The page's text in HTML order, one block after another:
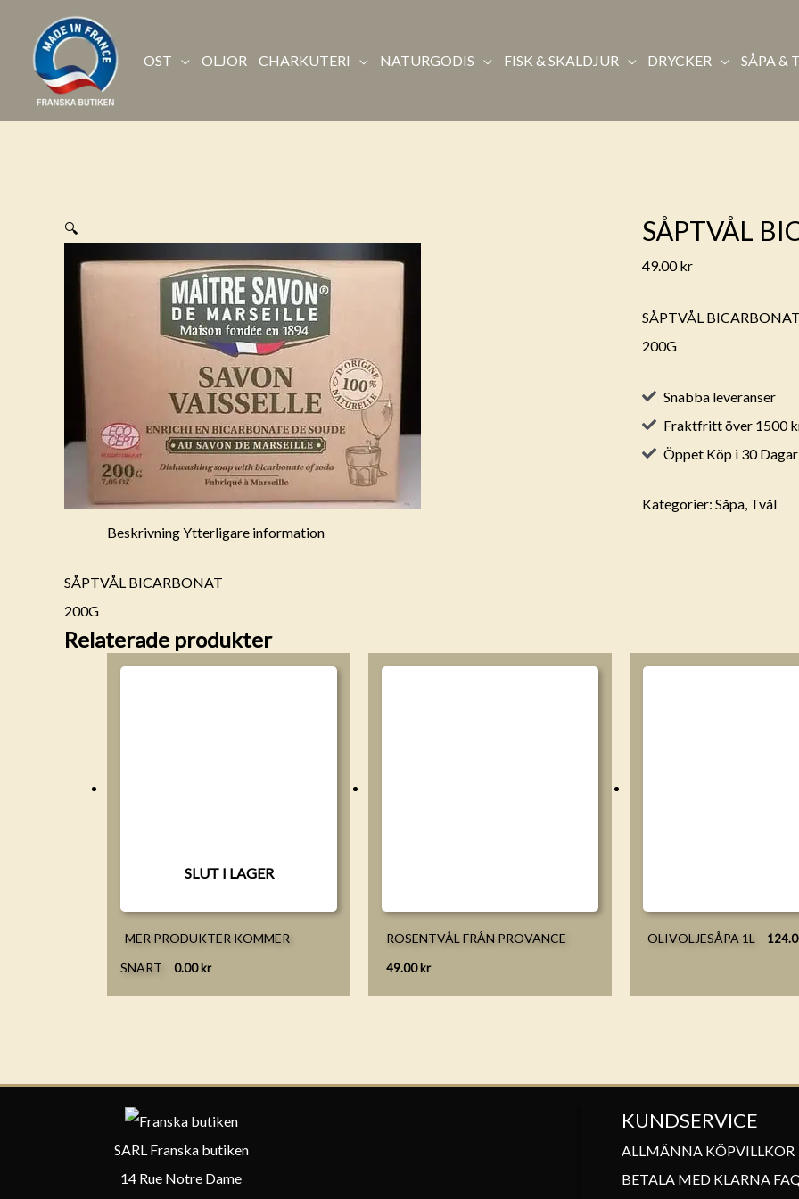
innehåll
OST OLJOR CHARKUTERI NATURGODIS FISK & SKALDJUR DRYCKER SÅPA &
🔍 SÅPTVÅL
49.00kr
SÅPTVÅL
200G
Snabba leveranser
Fraktfritt över 1500
Öppet Köp i 30 Dagar
Kategorier: Såpa, Tvål
BeskrivningYtterligare information
SÅPTVÅL BICARBONAT
200G
Relaterade produkter
SLUT I LAGER
MER PRODUKTER KOMMER
SNART
0.00kr
ROSENTVÅL FRÅN PROVANCE
49.00kr
OLIVOLJESÅPA 1L
SARL Franska butiken
14 Rue Notre Dame
KUNDSERVICE
ALLMÄNNA KÖPVILLKOR
BETALA MED KLARNA